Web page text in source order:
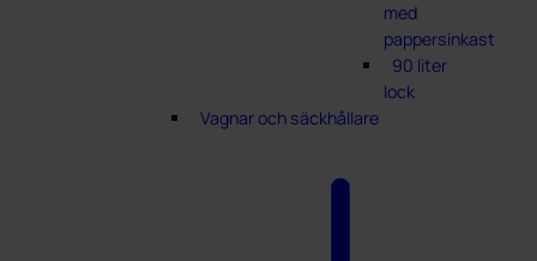
med
pappersinkast
90 liter
lock
Vagnar och säckhållare